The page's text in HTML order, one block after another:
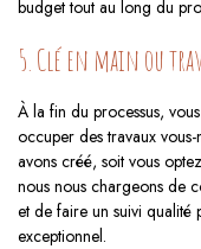
budget tout au long du
5. Clé en main ou
À la fin du processus,
occuper des travaux
avons créé, soit vous
nous nous chargeons de
et de faire un suivi qualité
exceptionnel.